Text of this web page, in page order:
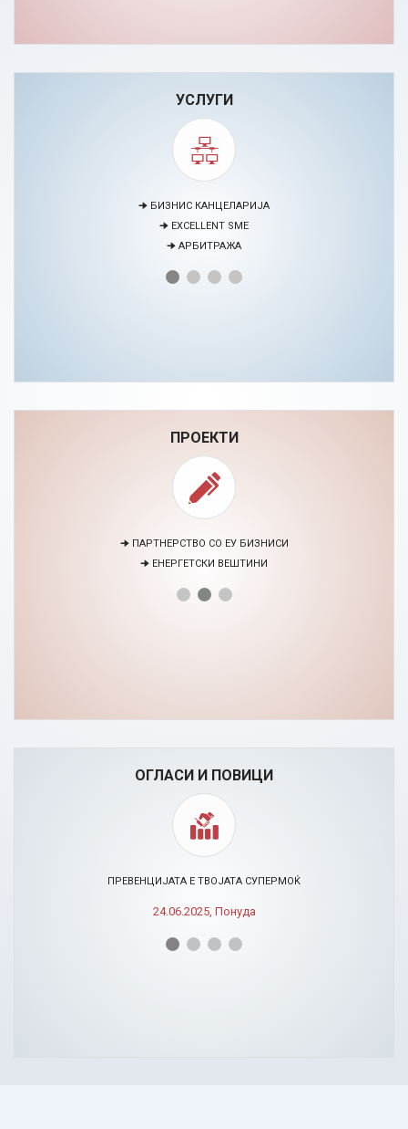
УСЛУГИ
🠊 МЕДИЈАЦИЈА
🠊 ПРОЕКТИ
🠊 ЦЕНТАР ЗА ЕДУКАЦИЈА И РАЗВОЈ НА ЧОВЕЧКИ РЕСУРСИ
ПРОЕКТИ
🠊 ПАРТНЕРСТВО СО ЕУ БИЗНИСИ
🠊 ЕНЕРГЕТСКИ ВЕШТИНИ
ОГЛАСИ И ПОВИЦИ
ПРЕВЕНЦИЈАТА Е ТВОЈАТА СУПЕРМОЌ
24.06.2025, Понуда